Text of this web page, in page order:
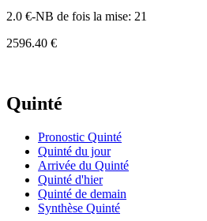
2.0 €-NB de fois la mise: 21
2596.40 €
Quinté
Pronostic Quinté
Quinté du jour
Arrivée du Quinté
Quinté d'hier
Quinté de demain
Synthèse Quinté